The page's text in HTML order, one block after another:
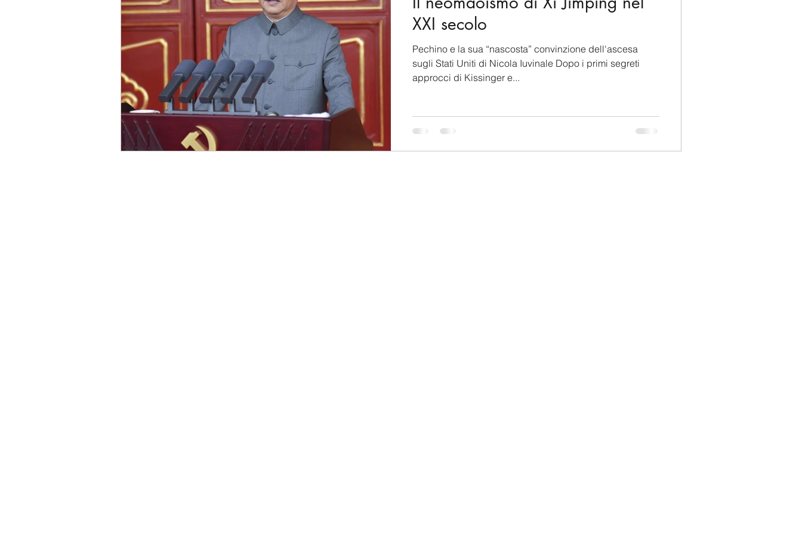
XXI secolo
Pechino e la sua “nascosta” convinzione dell'ascesa
sugli Stati Uniti di Nicola Iuvinale Dopo i primi segreti
approcci di Kissinger e...